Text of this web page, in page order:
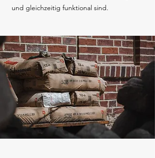
und gleichzeitig funktional sind.